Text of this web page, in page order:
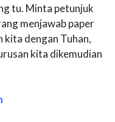
tu. Minta petunjuk
menjawab paper
kita dengan Tuhan,
kita dikemudian